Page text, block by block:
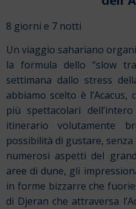
8 giorni e 7 notti
Un viaggio sahariano
la formula dello “slow
settimana dallo stress
abbiamo scelto è
più spettacolari
itinerario volutamente
possibilità di gustare,
numerosi aspetti del
aree di dune, gli
in forme bizzarre che
di Djeran che attraversa